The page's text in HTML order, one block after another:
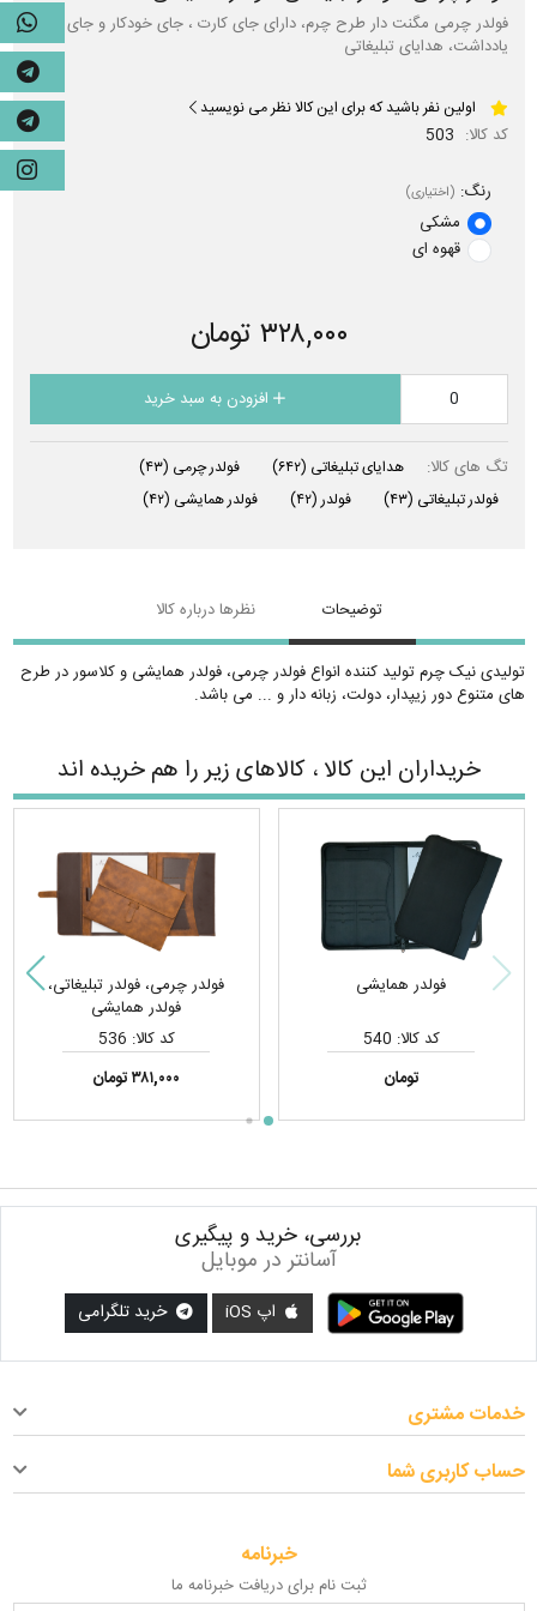
فولدر چرمی مگنت دار طرح چرم، دارای جای کارت ، جای خودکار و جای
یادداشت، هدایای تبلیغاتی
اولین نفر باشید که برای این کالا نظر می نویسید
کد کالا: 503
رنگ: (اختیاری)
مشکی
قهوه ای
۳۲۸,۰۰۰ تومان
افزودن به سبد خرید
تگ های کالا: هدایای تبلیغاتی (۶۴۲) فولدر چرمی (۴۳)
فولدر تبلیغاتی (۴۳) فولدر (۴۲) فولدر همایشی (۴۲)
توضیحات نظرها درباره کالا
تولیدی نیک چرم تولید کننده انواع فولدر چرمی، فولدر همایشی و کلاسور در طرح
های متنوع دور زیپدار، دولت، زبانه دار و ... می باشد.
خریداران این کالا ، کالاهای زیر را هم خریده اند
فولدر همایشی
کد کالا: 540
تومان
فولدر چرمی، فولدر تبلیغاتی،
فولدر همایشی
کد کالا: 536
۳۸۱,۰۰۰ تومان
بررسی، خرید و پیگیری
آسانتر در موبایل
اپ iOS خرید تلگرامی
خبرنامه
ثبت نام برای دریافت خبرنامه ما
خدمات مشتری
حساب کاربری شما